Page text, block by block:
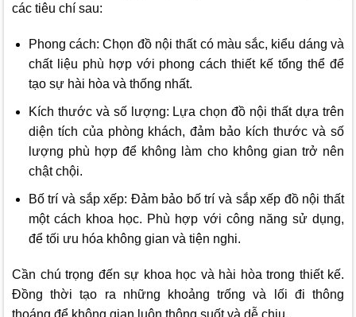
các tiêu chí sau:
Phong cách: Chọn đồ nội thất có màu sắc, kiểu dáng và
chất liệu phù hợp với phong cách thiết kế tổng thể để
tạo sự hài hòa và thống nhất.
Kích thước và số lượng: Lựa chọn đồ nội thất dựa trên
diện tích của phòng khách, đảm bảo kích thước và số
lượng phù hợp để không làm cho không gian trở nên
chật chội.
Bố trí và sắp xếp: Đảm bảo bố trí và sắp xếp đồ nội thất
một cách khoa học. Phù hợp với công năng sử dụng,
để tối ưu hóa không gian và tiện nghi.
Cần chú trọng đến sự khoa học và hài hòa trong thiết kế.
Đồng thời tạo ra những khoảng trống và lối đi thông